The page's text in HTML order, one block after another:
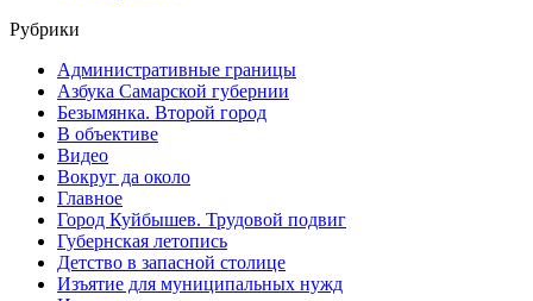
Рубрики
Административные границы
Азбука Самарской губернии
Безымянка. Второй город
В объективе
Видео
Вокруг да около
Главное
Город Куйбышев. Трудовой подвиг
Губернская летопись
Детство в запасной столице
Изъятие для муниципальных нужд